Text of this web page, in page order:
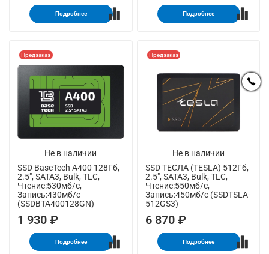
Подробнее Подробнее
Не в наличии
Предзаказ
SSD BaseTech A400 128Гб,
2.5", SATA3, Bulk, TLC,
Чтение:530мб/с,
Запись:430мб/с
(SSDBTA400128GN)
1 930 ₽
Подробнее
Не в наличии
Предзаказ
SSD ТЕСЛА (TESLA) 512Гб,
2.5", SATA3, Bulk, TLC,
Чтение:550мб/с,
Запись:450мб/с (SSDTSLA-
512GS3)
6 870 ₽
Подробнее